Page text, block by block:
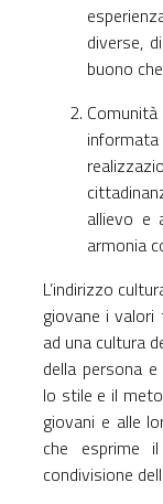
diverse,
buono
allievo e
armonia
L’indirizzo
giovane i valori
ad una cultura
della persona
lo stile e il
giovani e alle
che esprime
condivisione